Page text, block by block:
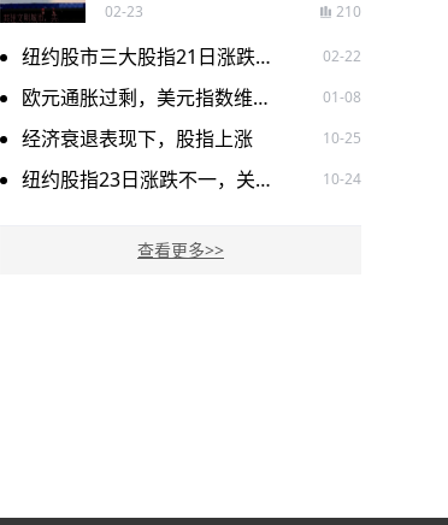
02-23 210
纽约股市三大股指21日涨跌不一 02-22
欧元通胀过剩，美元指数维持震荡下跌 01-08
经济衰退表现下，股指上涨 10-25
纽约股指23日涨跌不一，关注热门股票走势 10-24
查看更多>>